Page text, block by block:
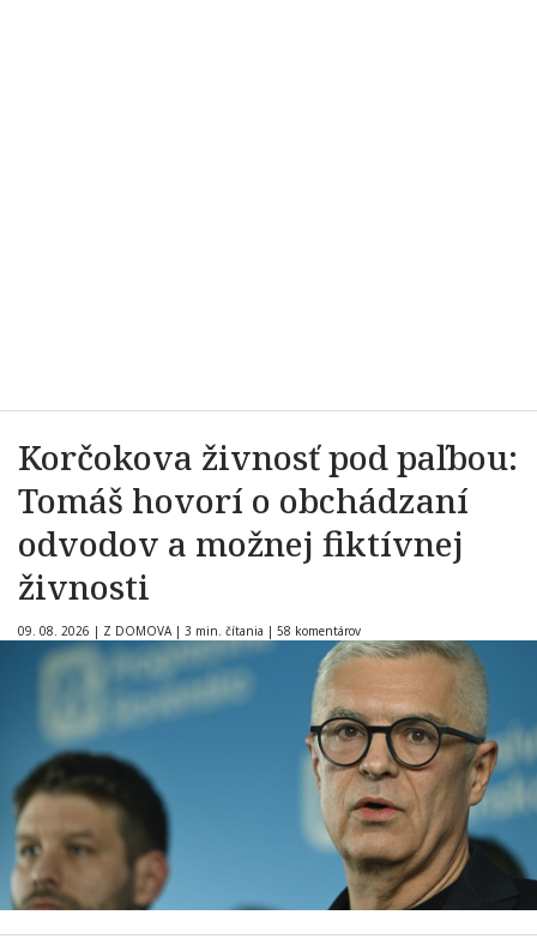
Korčokova živnosť pod paľbou:
Tomáš hovorí o obchádzaní
odvodov a možnej fiktívnej
živnosti
09. 08. 2026 | Z DOMOVA | 3 min. čítania | 58 komentárov